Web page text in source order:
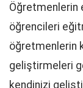
Öğretmenlerin
öğrencileri
öğretmenlerin
geliştirmeleri
kendinizi